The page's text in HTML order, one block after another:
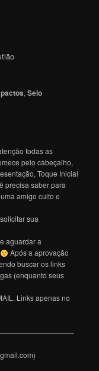
,Selo
todas as
pelo cabeçalho,
Toque Inicial
precisa saber para
amigo culto e
sua
aguardar a
Após a aprovação
buscar os links
(enquanto seus
Links apenas no